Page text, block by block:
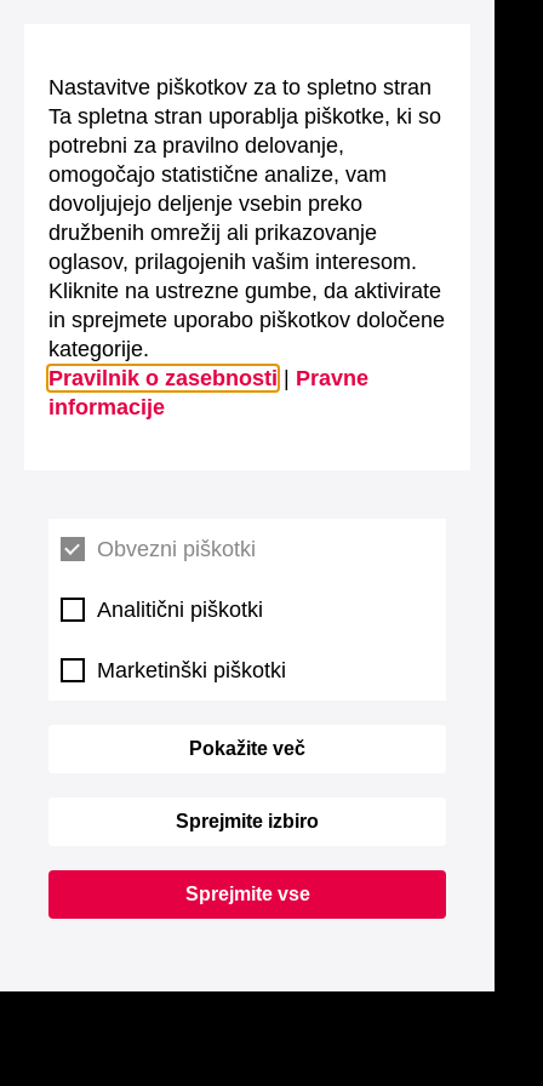
Nastavitve piškotkov za to spletno stran
Ta spletna stran uporablja piškotke, ki so
potrebni za pravilno delovanje,
omogočajo statistične analize, vam
dovoljujejo deljenje vsebin preko
družbenih omrežij ali prikazovanje
oglasov, prilagojenih vašim interesom.
Kliknite na ustrezne gumbe, da aktivirate
in sprejmete uporabo piškotkov določene
kategorije.
Pravilnik o zasebnosti
Pravne
informacije
Obvezni piškotki
Analitični piškotki
Marketinški piškotki
Pokažite več
Sprejmite izbiro
Sprejmite vse